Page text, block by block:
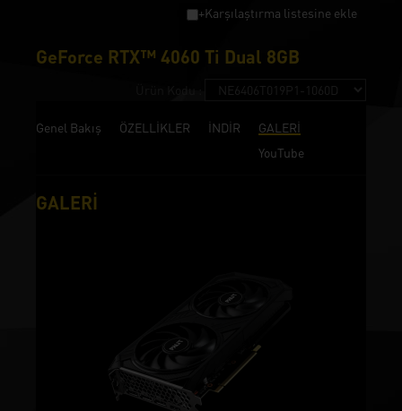
+Karşılaştırma listesine ekle
GeForce RTX™ 4060 Ti Dual 8GB
Genel Bakış ÖZELLİKLER İNDİR
GALERİ
YouTube
GALERİ